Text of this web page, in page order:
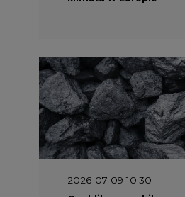
2026-07-09 10:30
Opublikowano bilans
kopalin w Polsce
grudnia 2025 r.